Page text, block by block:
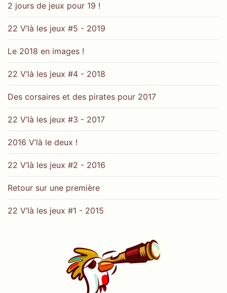
2 jours de jeux pour 19 !
22 V’là les jeux #5 - 2019
Le 2018 en images !
22 V’là les jeux #4 - 2018
Des corsaires et des pirates pour 2017
22 V’là les jeux #3 - 2017
2016 V’là le deux !
22 V’là les jeux #2 - 2016
Retour sur une première
22 V’là les jeux #1 - 2015